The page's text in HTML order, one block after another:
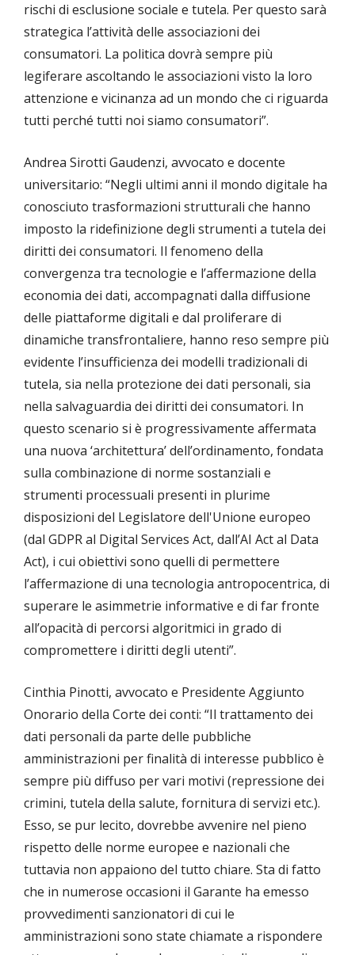
rischi di esclusione sociale e tutela. Per questo sarà
strategica l’attività delle associazioni dei
consumatori. La politica dovrà sempre più
legiferare ascoltando le associazioni visto la loro
attenzione e vicinanza ad un mondo che ci riguarda
tutti perché tutti noi siamo consumatori”.
Andrea Sirotti Gaudenzi, avvocato e docente
universitario: “Negli ultimi anni il mondo digitale ha
conosciuto trasformazioni strutturali che hanno
imposto la ridefinizione degli strumenti a tutela dei
diritti dei consumatori. Il fenomeno della
convergenza tra tecnologie e l’affermazione della
economia dei dati, accompagnati dalla diffusione
delle piattaforme digitali e dal proliferare di
dinamiche transfrontaliere, hanno reso sempre più
evidente l’insufficienza dei modelli tradizionali di
tutela, sia nella protezione dei dati personali, sia
nella salvaguardia dei diritti dei consumatori. In
questo scenario si è progressivamente affermata
una nuova ‘architettura’ dell’ordinamento, fondata
sulla combinazione di norme sostanziali e
strumenti processuali presenti in plurime
disposizioni del Legislatore dell'Unione europeo
(dal GDPR al Digital Services Act, dall’AI Act al Data
Act), i cui obiettivi sono quelli di permettere
l’affermazione di una tecnologia antropocentrica, di
superare le asimmetrie informative e di far fronte
all’opacità di percorsi algoritmici in grado di
compromettere i diritti degli utenti”.
Cinthia Pinotti, avvocato e Presidente Aggiunto
Onorario della Corte dei conti: “Il trattamento dei
dati personali da parte delle pubbliche
amministrazioni per finalità di interesse pubblico è
sempre più diffuso per vari motivi (repressione dei
crimini, tutela della salute, fornitura di servizi etc.).
Esso, se pur lecito, dovrebbe avvenire nel pieno
rispetto delle norme europee e nazionali che
tuttavia non appaiono del tutto chiare. Sta di fatto
che in numerose occasioni il Garante ha emesso
provvedimenti sanzionatori di cui le
amministrazioni sono state chiamate a rispondere